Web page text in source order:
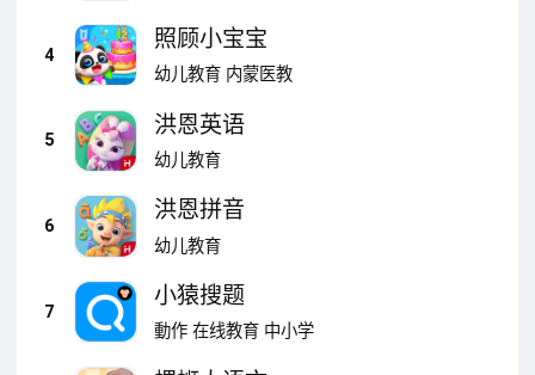
4
照顾小宝宝
幼儿教育 内蒙医教
5
洪恩英语
幼儿教育
6
洪恩拼音
幼儿教育
7
小猿搜题
動作 在线教育 中小学